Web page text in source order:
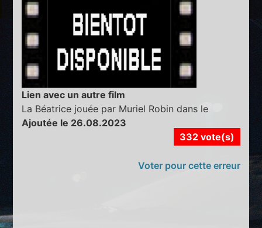
Lien avec un autre film
La Béatrice jouée par Muriel Robin dans le
Ajoutée le 26.08.2023
332 vote(s)
Voter pour cette erreur